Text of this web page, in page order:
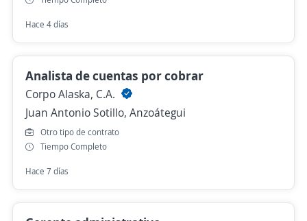
Hace 4 días
Analista de cuentas por cobrar
Corpo Alaska, C.A.
Juan Antonio Sotillo, Anzoátegui
Otro tipo de contrato
Tiempo Completo
Hace 7 días